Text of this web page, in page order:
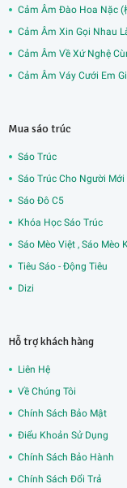
Cảm Âm Đào Hoa Nặc (
Cảm Âm Xin Gọi Nhau
Cảm Âm Về Xứ Nghệ
Cảm Âm Váy Cưới Em
Mua sáo trúc
Sáo Trúc
Sáo Trúc Cho Người Mới
Sáo Đô C5
Khóa Học Sáo Trúc
Sáo Mèo Việt , Sáo Mèo
Tiêu Sáo - Động Tiêu
Dizi
Hỗ trợ khách hàng
Liên Hệ
Về Chúng Tôi
Chính Sách Bảo Mật
Điểu Khoản Sử Dụng
Chính Sách Bảo Hành
Chính Sách Đổi Trả